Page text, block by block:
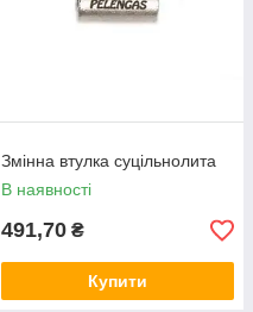
Змінна втулка суцільнолита
В наявності
491,70 ₴
Купити